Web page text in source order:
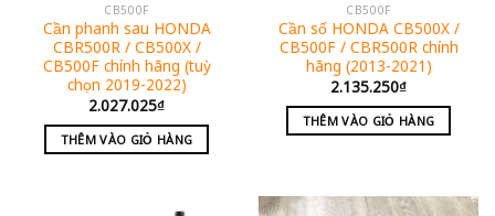
CB500F
Cần phanh sau HONDA
CBR500R / CB500X /
CB500F chính hãng (tuỳ
chọn 2019-2022)
2.027.025₫
THÊM VÀO GIỎ HÀNG
CB500F
Cần số HONDA CB500X /
CB500F / CBR500R chính
hãng (2013-2021)
2.135.250₫
THÊM VÀO GIỎ HÀNG